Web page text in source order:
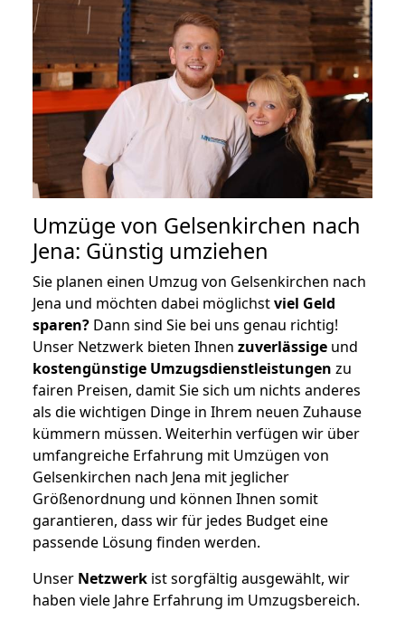
Umzüge von Gelsenkirchen nach
Jena: Günstig umziehen
Sie planen einen Umzug von Gelsenkirchen nach
Jena und möchten dabei möglichstviel Geld
sparen? Dann sind Sie bei uns genau richtig!
Unser Netzwerk bieten Ihnen zuverlässige und
kostengünstige Umzugsdienstleistungen zu
fairen Preisen, damit Sie sich um nichts anderes
als die wichtigen Dinge in Ihrem neuen Zuhause
kümmern müssen. Weiterhin verfügen wir über
umfangreiche Erfahrung mit Umzügen von
Gelsenkirchen nach Jena mit jeglicher
Größenordnung und können Ihnen somit
garantieren, dass wir für jedes Budget eine
passende Lösung finden werden.
Unser Netzwerk ist sorgfältig ausgewählt, wir
haben viele Jahre Erfahrung im Umzugsbereich.